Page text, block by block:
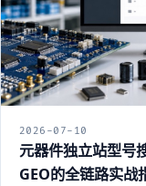
2026-07-10
元器件独立站型号
GEO的全链路实战